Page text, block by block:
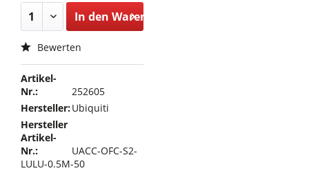
In den Warenkorb
Bewerten
Artikel-
Nr.:
252605
Hersteller:Ubiquiti
Hersteller
Artikel-
Nr.:
UACC-OFC-S2-
LULU-0.5M-50